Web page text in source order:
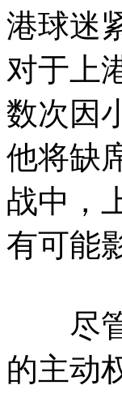
港球迷
对于上
数次因
他将缺
战中，
有可能
尽管
的主动